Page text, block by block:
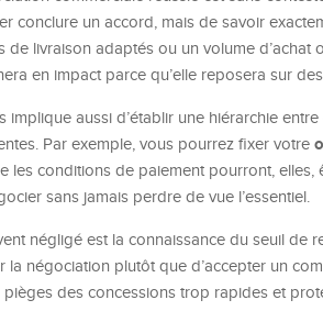
conclure un accord, mais de savoir
de livraison adaptés ou un volume
en impact parce qu’elle reposera sur
implique aussi d’établir une hiérarchie
Par exemple, vous pourrez fixer votre
les conditions de paiement pourront,
sans jamais perdre de vue l’essentiel.
négligé est la connaissance du seuil de
la négociation plutôt que d’accepter un
pièges des concessions trop rapides et